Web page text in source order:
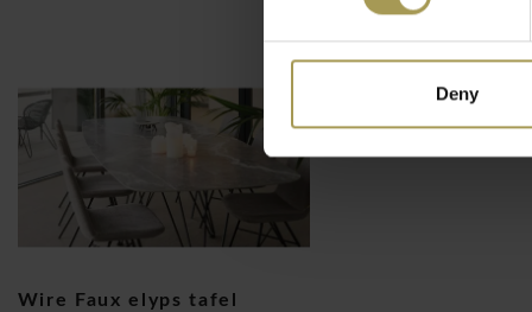
Deny
De Joli Wire Faux elyps tafel keramiek past in elk interieur.
verkrijgbaar in verschillende kleuren en maten
De uitnodigende Wire Faux elyps tafel uit keramiektafel
binnen als buiten.‎ U kan de Joli Wire elyps tafel gebruiken
Wire Faux elyps tafel